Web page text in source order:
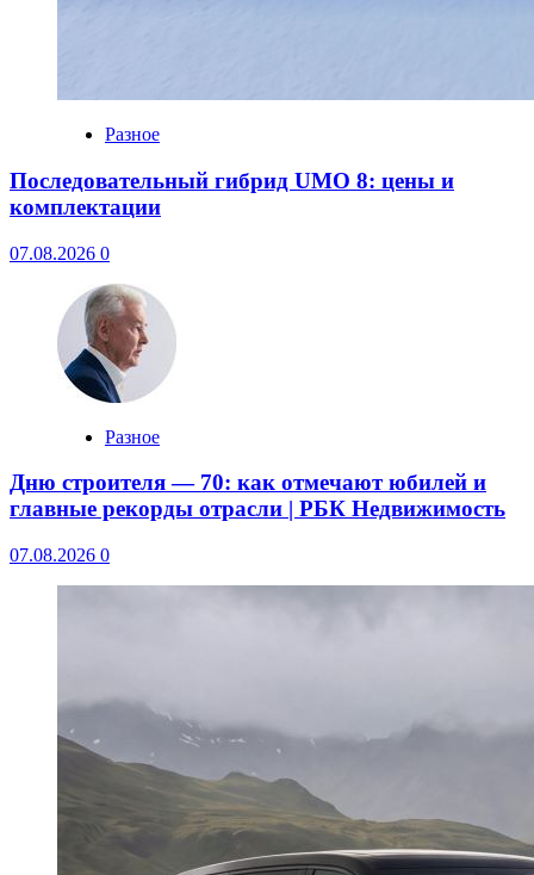
Разное
Последовательный гибрид UMO 8: цены и
комплектации
07.08.2026 0
Разное
Дню строителя — 70: как отмечают юбилей и
главные рекорды отрасли | РБК Недвижимость
07.08.2026 0